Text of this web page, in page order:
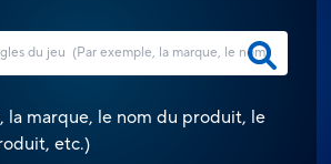
la marque, le nom du produit, le
etc.)